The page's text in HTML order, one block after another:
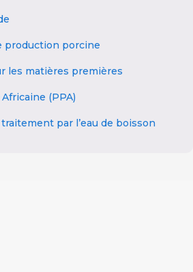
production porcine
les matières premières
(PPA)
par l’eau de boisson